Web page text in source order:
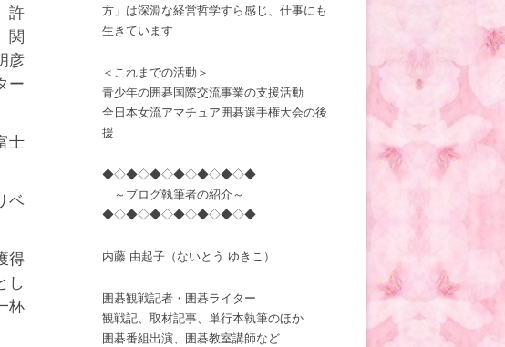
許
関
彦
ー
士
ベ
得
し
杯
方」は深淵な経営哲学すら感じ、仕事にも
生きています
＜これまでの活動＞
青少年の囲碁国際交流事業の支援活動
全日本女流アマチュア囲碁選手権大会の後
援
◆◇◆◇◆◇◆◇◆◇◆◇◆
～ブログ執筆者の紹介～
◆◇◆◇◆◇◆◇◆◇◆◇◆
内藤 由起子（ないとう ゆきこ）
囲碁観戦記者・囲碁ライター
観戦記、取材記事、単行本執筆のほか
囲碁番組出演、囲碁教室講師など